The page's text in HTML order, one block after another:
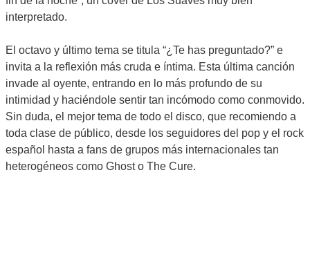
interpretado.
El octavo y último tema se titula “¿Te has preguntado?” e
invita a la reflexión más cruda e íntima. Esta última canción
invade al oyente, entrando en lo más profundo de su
intimidad y haciéndole sentir tan incómodo como conmovido.
Sin duda, el mejor tema de todo el disco, que recomiendo a
toda clase de público, desde los seguidores del pop y el rock
español hasta a fans de grupos más internacionales tan
heterogéneos como Ghost o The Cure.